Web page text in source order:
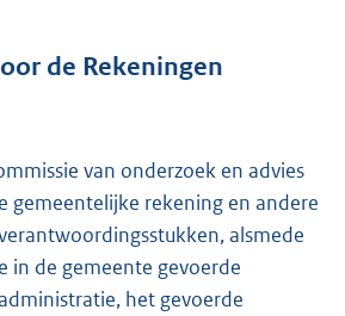
de Rekeningen
van onderzoek en advies
gemeentelijke rekening en andere
alsmede
in de gemeente gevoerde
het gevoerde